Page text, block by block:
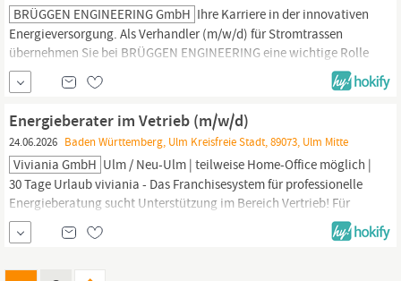
BRÜGGEN ENGINEERING GmbH Ihre Karriere in der innovativen
Energieversorgung. Als Verhandler (m/w/d) für Stromtrassen
übernehmen Sie bei BRÜGGEN ENGINEERING eine wichtige Rolle
in der Sicherstellung eines stabilen Energieversorgungsnetzes.
Tragen Sie dazu bei, einen reibungslosen Betrieb der
Stromtrassen durch professionelle Verhandlungen und sorgfältige
Dokumentation zu sichern. AUFGABEN...
Energieberater im Vetrieb (m/w/d)
24.06.2026 Baden Württemberg, Ulm Kreisfreie Stadt, 89073, Ulm Mitte
Viviania GmbH Ulm / Neu-Ulm | teilweise Home-Office möglich |
30 Tage Urlaub viviania - Das Franchisesystem für professionelle
Energieberatung sucht Unterstützung im Bereich Vertrieb! Für
den Aufbau und die eigenständige Betreuung unseres Standorts
im Raum Ulm / Neu-Ulm suchen wir engagierte und